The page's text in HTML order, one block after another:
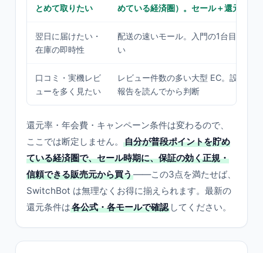
とめて取りたい
めている経済圏）。セール＋還元で実
翌日に届けたい・
在庫の即時性
配送の速いモール。入門の1台目を試
い
口コミ・実機レビ
ューを多く見たい
レビュー件数の多い大型 EC。設置の
報告を読んでから判断
還元率・年会費・キャンペーン条件は変わるので、
ここでは断定しません。
自分が普段ポイントを貯め
ている経済圏で、セール時期に、保証の効く正規・
信頼できる販売元から買う——この3点を満たせば、
SwitchBot は無理なくお得に揃えられます。最新の
還元条件は各公式・各モールで確認 してください。